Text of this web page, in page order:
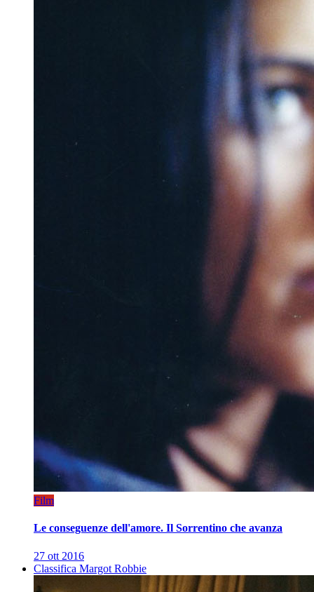
Film
Le conseguenze dell'amore. Il Sorrentino che avanza
27 ott 2016
Classifica Margot Robbie